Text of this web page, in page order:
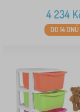
4 234
DO 14 DNŮ